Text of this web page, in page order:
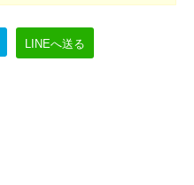
LINEへ送る